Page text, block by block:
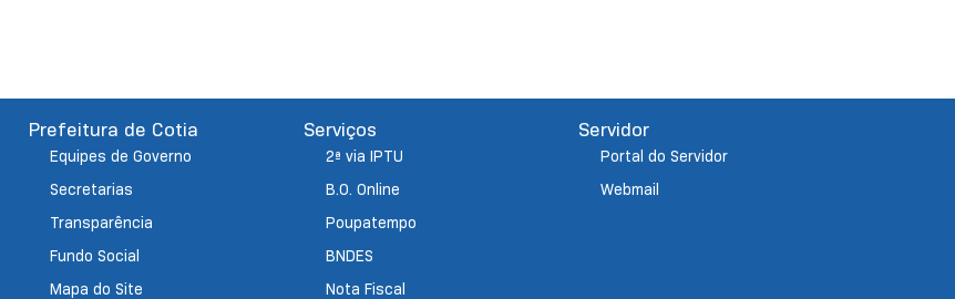
Prefeitura de Cotia
Equipes de Governo
Secretarias
Transparência
Fundo Social
Mapa do Site
Serviços
2ª via IPTU
B.O. Online
Poupatempo
BNDES
Nota Fiscal
Servidor
Portal do Servidor
Webmail